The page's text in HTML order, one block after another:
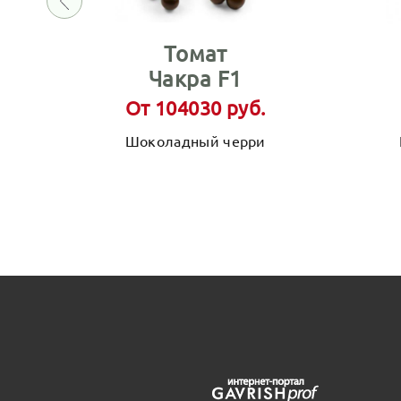
Томат
Чакра F1
От 104030 руб.
Шоколадный черри